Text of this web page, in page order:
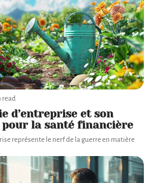
d’entreprise et son
la santé financière
représente le nerf de la guerre en matière
read